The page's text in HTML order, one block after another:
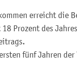
erreicht die
Prozent des
fünf Jahren